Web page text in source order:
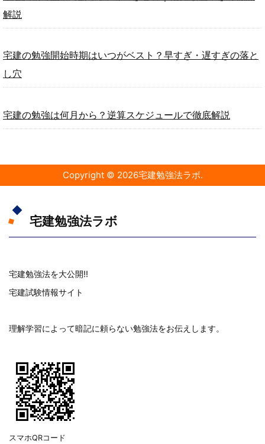
解説
宅建の勉強開始時期はいつがベスト？早すぎ・遅すぎの落と
し穴
宅建の勉強は何月から？逆算スケジュールで徹底解説
Copyright © 2026宅建勉強法ラボ.
宅建勉強法ラボ
宅建勉強法を大公開!!
宅建試験情報サイト
理解学習によって暗記に頼らない勉強法をお伝えします。
スマホQRコード